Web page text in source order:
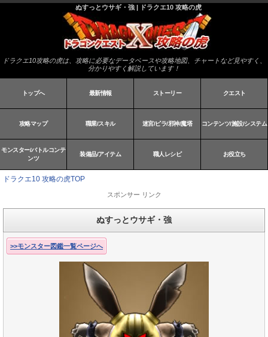
ぬすっとウサギ・強 | ドラクエ10 攻略の虎
ドラクエ10攻略の虎は、攻略に必要なデータベースや攻略地図、チャートなど見やすく、
分かりやすく解説しています！
トップへ 最新情報 ストーリー クエスト
攻略マップ 職業/スキル 迷宮/ピラ/邪神/魔塔 コンテンツ/施設/システム
モンスター/バトルコンテ
ンツ
装備品/アイテム 職人レシピ お役立ち
ドラクエ10 攻略の虎TOP
スポンサー リンク
ぬすっとウサギ・強
>>モンスター図鑑一覧ページへ